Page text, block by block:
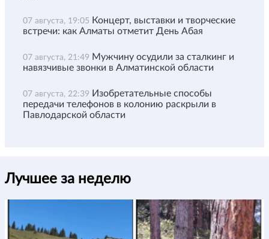
07 августа, 19:05 Концерт, выставки и творческие
встречи: как Алматы отметит День Абая
07 августа, 21:49 Мужчину осудили за сталкинг и
навязчивые звонки в Алматинской области
07 августа, 22:39 Изобретательные способы
передачи телефонов в колонию раскрыли в
Павлодарской области
Лучшее за неделю